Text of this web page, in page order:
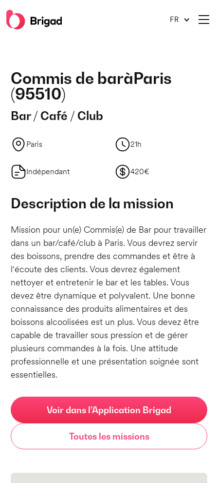
FR
Commis de baràParis
(95510)
Bar / Café / Club
Paris 21h
Indépendant 420€
Description de la mission
Mission pour un(e) Commis(e) de Bar pour travailler
dans un bar/café/club à Paris. Vous devrez servir
des boissons, prendre des commandes et être à
l'écoute des clients. Vous devrez également
nettoyer et entretenir le bar et les tables. Vous
devez être dynamique et polyvalent. Une bonne
connaissance des produits alimentaires et des
boissons alcoolisées est un plus. Vous devez être
capable de travailler sous pression et de gérer
plusieurs commandes à la fois. Une attitude
professionnelle et une présentation soignée sont
essentielles.
Voir dans l’Application Brigad
Toutes les missions